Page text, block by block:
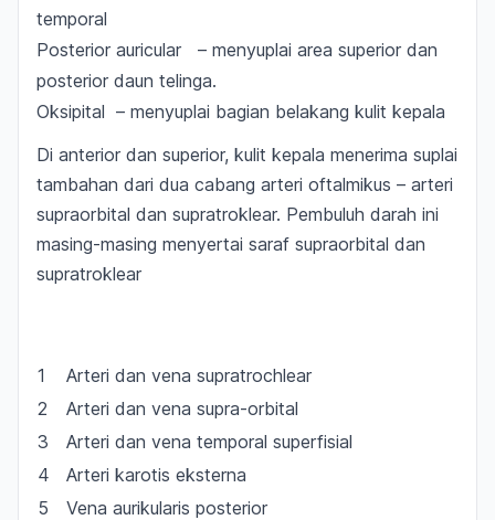
temporal
Posterior auricular – menyuplai area superior dan
posterior daun telinga.
Oksipital – menyuplai bagian belakang kulit kepala
Di anterior dan superior, kulit kepala menerima suplai
tambahan dari dua cabang arteri oftalmikus – arteri
supraorbital dan supratroklear. Pembuluh darah ini
masing-masing menyertai saraf supraorbital dan
supratroklear
1
Arteri dan vena supratrochlear
2
Arteri dan vena supra-orbital
3
Arteri dan vena temporal superfisial
4
Arteri karotis eksterna
5
Vena aurikularis posterior